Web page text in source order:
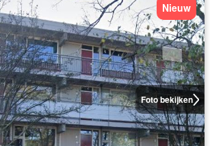
Foto bekijken
Nieuw